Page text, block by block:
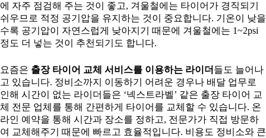
에 자주 점검해 주는 것이 좋고, 겨울철에는 타이어가 경직되기
쉬우므로 적정 공기압을 유지하는 것이 중요합니다. 기온이 낮을
수록 공기압이 자연스럽게 낮아지기 때문에 겨울철에는 1~2psi
정도 더 넣는 것이 추천되기도 합니다.
요즘은 출장 타이어 교체 서비스를 이용하는 라이더 들도 늘어나
고 있습니다. 정비소까지 이동하기 어려운 경우나 배달 업무로
인해 시간이 없는 라이더들은 ‘넥스트라벨’ 같은 출장 타이어 교
체 전문 업체를 통해 간편하게 타이어를 교체할 수 있습니다. 온
라인 예약을 통해 시간과 장소를 정하고, 전문가가 직접 방문하
여 교체해주기 때문에 빠르고 효율적입니다. 비용도 정비소와 큰